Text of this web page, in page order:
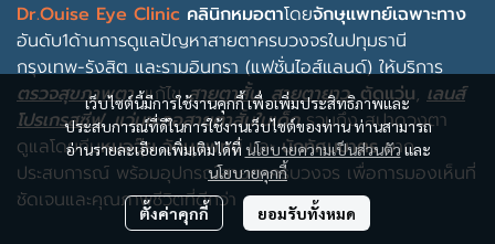
เว็บไซต์นี้มีการใช้งานคุกกี้ เพื่อเพิ่มประสิทธิภาพและ
ประสบการณ์ที่ดีในการใช้งานเว็บไซต์ของท่าน ท่านสามารถ
อ่านรายละเอียดเพิ่มเติมได้ที่ นโยบายความเป็นส่วนตัวและ
นโยบายคุกกี้
ตั้งค่าคุกกี้ ยอมรับทั้งหมด
Dr.Ouise Eye Clinic คลินิกหมอตาโดยจักษุแพทย์เฉพาะทาง
อันดับ1ด้านการดูแลปัญหาสายตาครบวงจรในปทุมธานี
กรุงเทพ-รังสิต และรามอินทรา (แฟชั่นไอส์แลนด์) ให้บริการ
ตรวจสุขภาพตา, แก้ไขสายตาสั้น,สายตายาว,ตัดแว่น, เลนส์
โปรเกรสซีฟ,แว่นชะลอสายตาสั้นในเด็ก รวมถึงสปาดวงตา
ดูแลโดยทีมหมออุ๊ย จักษุแพทย์และนักทัศนมาตรมาก
ประสบการณ์ พร้อมอุปกรณ์สายตาครบวงจร เพื่อการมองเห็นที่
ชัดเจนและคุณภาพชีวิตที่ดีกว่า